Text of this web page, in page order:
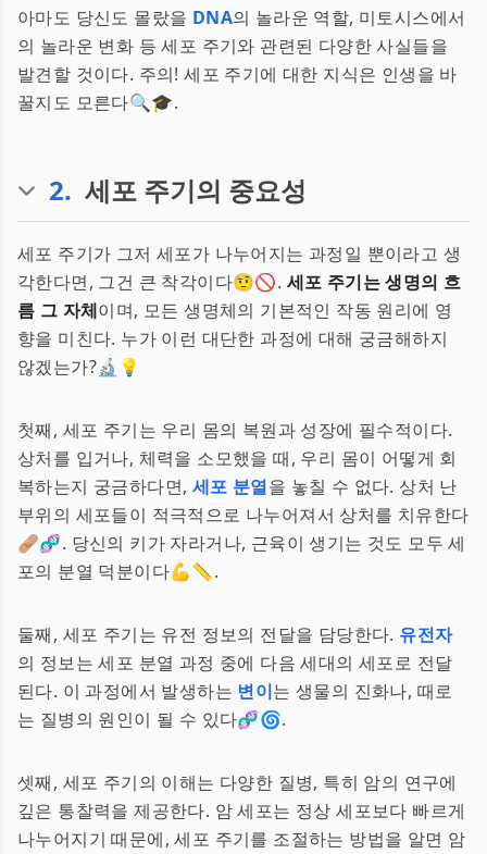
아마도 당신도 몰랐을 DNA의 놀라운 역할, 미토시스에서
의 놀라운 변화 등 세포 주기와 관련된 다양한 사실들을
발견할 것이다. 주의! 세포 주기에 대한 지식은 인생을 바
꿀지도 모른다🔍🎓.
2. 세포 주기의 중요성
세포 주기가 그저 세포가 나누어지는 과정일 뿐이라고 생
각한다면, 그건 큰 착각이다🤨🚫. 세포 주기는 생명의 흐
름 그 자체이며, 모든 생명체의 기본적인 작동 원리에 영
향을 미친다. 누가 이런 대단한 과정에 대해 궁금해하지
않겠는가?🔬💡
첫째, 세포 주기는 우리 몸의 복원과 성장에 필수적이다.
상처를 입거나, 체력을 소모했을 때, 우리 몸이 어떻게 회
복하는지 궁금하다면, 세포 분열을 놓칠 수 없다. 상처 난
부위의 세포들이 적극적으로 나누어져서 상처를 치유한다
🩹🧬. 당신의 키가 자라거나, 근육이 생기는 것도 모두 세
포의 분열 덕분이다💪📏.
둘째, 세포 주기는 유전 정보의 전달을 담당한다. 유전자
의 정보는 세포 분열 과정 중에 다음 세대의 세포로 전달
된다. 이 과정에서 발생하는 변이는 생물의 진화나, 때로
는 질병의 원인이 될 수 있다🧬🌀.
셋째, 세포 주기의 이해는 다양한 질병, 특히 암의 연구에
깊은 통찰력을 제공한다. 암 세포는 정상 세포보다 빠르게
나누어지기 때문에, 세포 주기를 조절하는 방법을 알면 암